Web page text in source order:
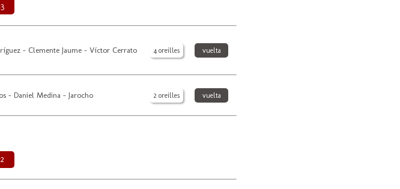
- Clemente Jaume - Víctor Cerrato 4 oreilles vuelta
- Daniel Medina - Jarocho 2 oreilles vuelta